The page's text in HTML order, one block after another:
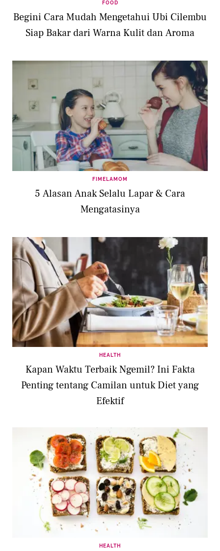
FOOD
Begini Cara Mudah Mengetahui Ubi Cilembu
Siap Bakar dari Warna Kulit dan Aroma
FIMELAMOM
5 Alasan Anak Selalu Lapar & Cara
Mengatasinya
HEALTH
Kapan Waktu Terbaik Ngemil? Ini Fakta
Penting tentang Camilan untuk Diet yang
Efektif
HEALTH